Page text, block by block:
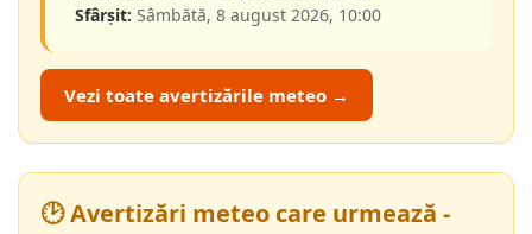
Sfârșit: Sâmbătă, 8 august 2026, 10:00
Vezi toate avertizările meteo →
🕑 Avertizări meteo care urmează -